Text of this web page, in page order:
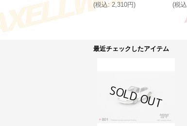
(税込: 2,310円)
(税込
最近チェックしたアイテム